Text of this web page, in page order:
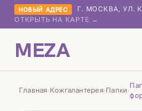
НОВЫЙ АДРЕС Г. МОСКВА, УЛ.
ОТКРЫТЬ НА КАРТЕ →
MEZA
Главная›Кожгалантерея›Папки›